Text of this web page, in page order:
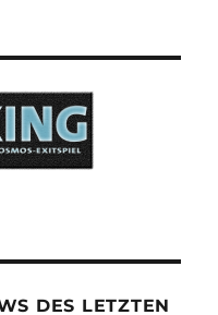
DES LETZTEN